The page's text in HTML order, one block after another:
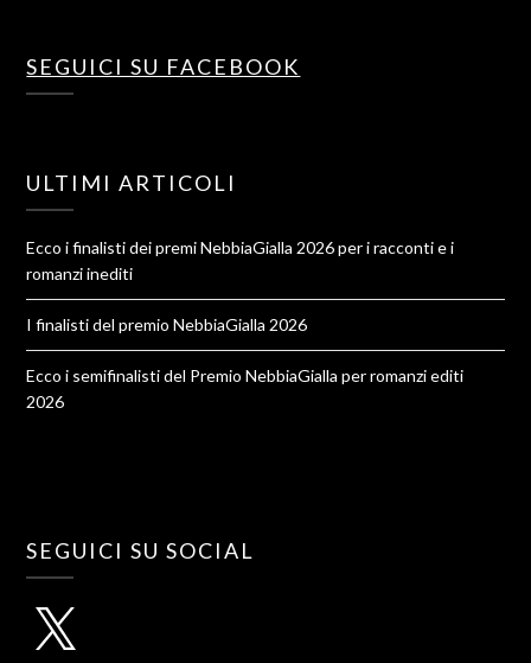
SEGUICI SU FACEBOOK
ULTIMI ARTICOLI
Ecco i finalisti dei premi NebbiaGialla 2026 per i racconti e i
romanzi inediti
I finalisti del premio NebbiaGialla 2026
Ecco i semifinalisti del Premio NebbiaGialla per romanzi editi
2026
SEGUICI SU SOCIAL